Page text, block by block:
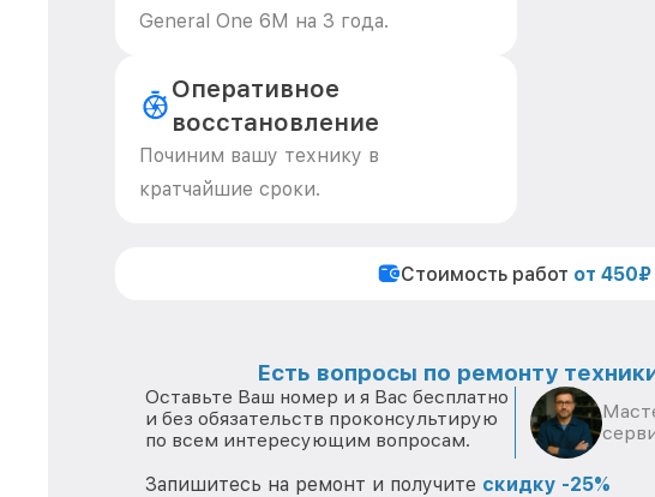
General One 6M на 3 года.
Оперативное
восстановление
Починим вашу технику в
кратчайшие сроки.
Стоимость работ от 450₽
Есть вопросы по ремонту
Оставьте Ваш номер и я Вас бесплатно
и без обязательств проконсультирую
по всем интересующим вопросам.
Запишитесь на ремонт и получите скидку -25%